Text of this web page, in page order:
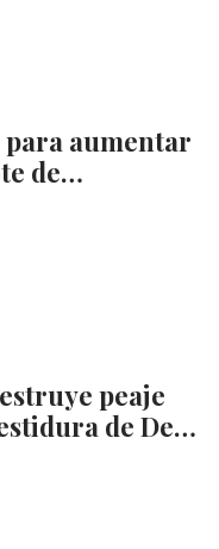
para aumentar
de…
peaje
de De…